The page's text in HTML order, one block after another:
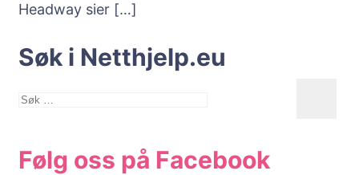
Headway sier […]
Søk i Netthjelp.eu
Søk
Følg oss på Facebook